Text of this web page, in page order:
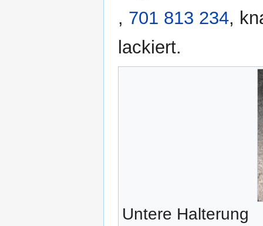
, 701 813 234,
lackiert.
Untere Halterung